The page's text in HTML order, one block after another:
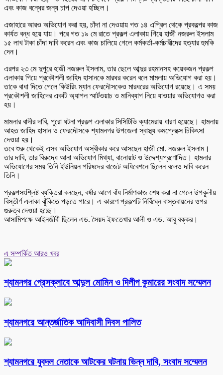
এবং কাজ বন্ধের জন্য চাপ দেওয়া হচ্ছিল।
এজাহারে আরও অভিযোগ করা হয়, চাঁদা না দেওয়ায় গত ১৪ এপ্রিল থেকে প্রকল্পের কাজ
কার্যত বন্ধ হয়ে যায়। পরে গত ১৯ মে রাতে প্রকল্প এলাকায় গিয়ে হাজী নজরুল ইসলাম
১৫ লাখ টাকা চাঁদা দাবি করেন এবং কাজ চালিয়ে গেলে কর্মকর্তা-কর্মচারীদের হত্যার হুমকি
দেন।
এরপর ২৩ মে দুপুরে হাজী নজরুল ইসলাম, তার ছেলে আব্দুর রহমানসহ কয়েকজন প্রকল্প
এলাকায় গিয়ে প্রকৌশলী জাহিদ হাসানকে মারধর করেন বলে মামলায় অভিযোগ করা হয়।
তাকে বাধা দিতে গেলে কিউরিং ম্যান ফেরদৌসকেও মারধরের অভিযোগ রয়েছে। এ সময়
প্রকৌশলী জাহিদের একটি অ্যাপল স্মার্টওয়াচ ও মানিব্যাগ নিয়ে যাওয়ার অভিযোগও করা
হয়।
মামলার বাদীর দাবি, পুরো ঘটনা প্রকল্প এলাকার সিসিটিভি ক্যামেরায় ধারণ হয়েছে। হামলায়
আহত জাহিদ হাসান ও ফেরদৌসকে শ্যামনগর উপজেলা স্বাস্থ্য কমপ্লেক্সে চিকিৎসা
দেওয়া হয়।
তবে শুরু থেকেই এসব অভিযোগ অস্বীকার করে আসছেন হাজী মো. নজরুল ইসলাম।
তার দাবি, তার বিরুদ্ধে আনা অভিযোগ মিথ্যা, বানোয়াট ও উদ্দেশ্যপ্রণোদিত। হামলার
অভিযোগের সময় তিনি ইউনিয়ন পরিষদের বাজেট অধিবেশনে ছিলেন বলেও দাবি করেন
তিনি।
প্রকল্পসংশ্লিষ্ট ব্যক্তিরা বলছেন, বর্ষার আগে বাঁধ নির্মাণকাজ শেষ করা না গেলে উপকূলীয়
বিস্তীর্ণ এলাকা ঝুঁকিতে পড়তে পারে। এ কারণে প্রকল্পটি নির্বিঘ্নে বাস্তবায়নের ওপর
গুরুত্ব দেওয়া হচ্ছে।
আসামিপক্ষে আইনজীবী ছিলেন এড. সৈয়দ ইফতেখার আলী ও এড. আবু বক্কর।
এ সম্পর্কিত আরও খবর
শ্যামনগর প্রেসক্লাবে আব্দুল মোমিন ও দিলীপ কুমারের সংবাদ সম্মেলন
শ্যামনগরে আন্তর্জাতিক আদিবাসী দিবস পালিত
শ্যামনগরে যুবদল নেতাকে আটকের ঘটনায় ভিন্ন দাবি, সংবাদ সম্মেলন